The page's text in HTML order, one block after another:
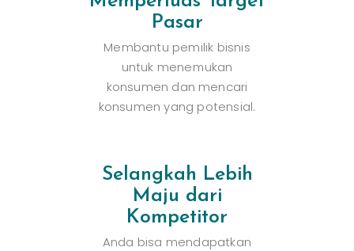
Pasar
Membantu pemilik bisnis
untuk menemukan
konsumen dan mencari
konsumen yang potensial.
Selangkah Lebih
Maju dari
Kompetitor
Anda bisa mendapatkan